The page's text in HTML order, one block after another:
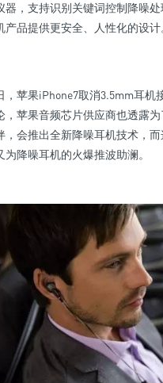
器，支持识别关键词控制降噪
产品提供更安全、人性化的设计
，苹果iPhone7取消3.5mm耳机
，苹果音频芯片供应商也透露
，会推出全新降噪耳机技术，
为降噪耳机的火爆推波助澜。